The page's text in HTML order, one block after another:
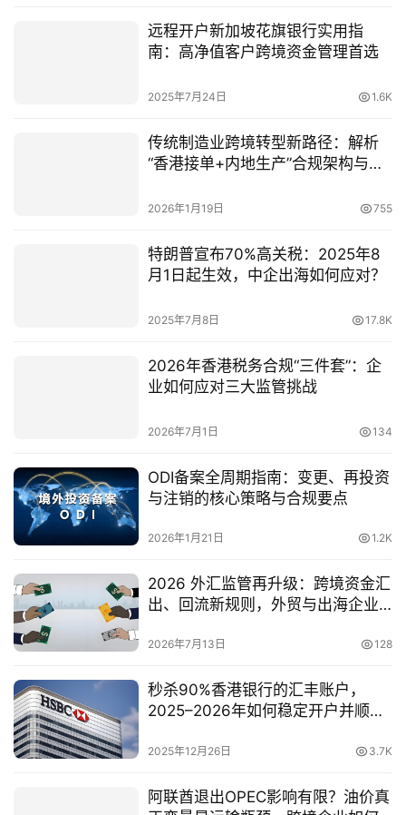
远程开户新加坡花旗银行实用指
南：高净值客户跨境资金管理首选
2025年7月24日 1.6K
传统制造业跨境转型新路径：解析
“香港接单+内地生产”合规架构与中
2026年1月19日 755
特朗普宣布70%高关税：2025年8
月1日起生效，中企出海如何应对？
2025年7月8日 17.8K
2026年香港税务合规“三件套”：企
业如何应对三大监管挑战
2026年7月1日 134
ODI备案全周期指南：变更、再投资
与注销的核心策略与合规要点
2026年1月21日 1.2K
2026 外汇监管再升级：跨境资金汇
出、回流新规则，外贸与出海企业
2026年7月13日 128
秒杀90%香港银行的汇丰账户，
2025–2026年如何稳定开户并顺利
2025年12月26日 3.7K
阿联酋退出OPEC影响有限？油价真